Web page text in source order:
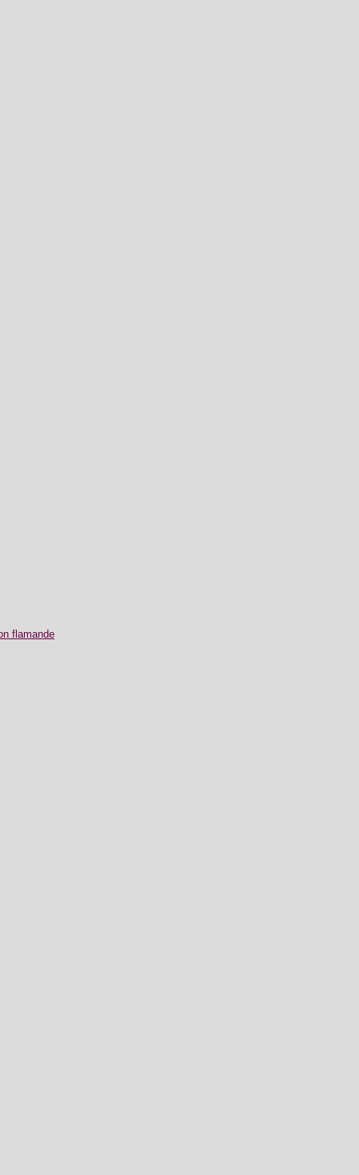
flamande